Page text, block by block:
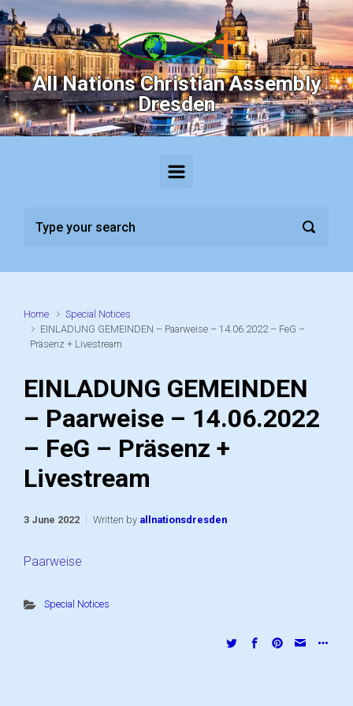
Skip to main content
All Nations Christian Assembly
Dresden
Home
Special Notices
EINLADUNG GEMEINDEN – Paarweise – 14.06.2022 – FeG –
Präsenz + Livestream
EINLADUNG GEMEINDEN
– Paarweise – 14.06.2022
– FeG – Präsenz +
Livestream
3 June 2022 Written by allnationsdresden
Paarweise
Special Notices